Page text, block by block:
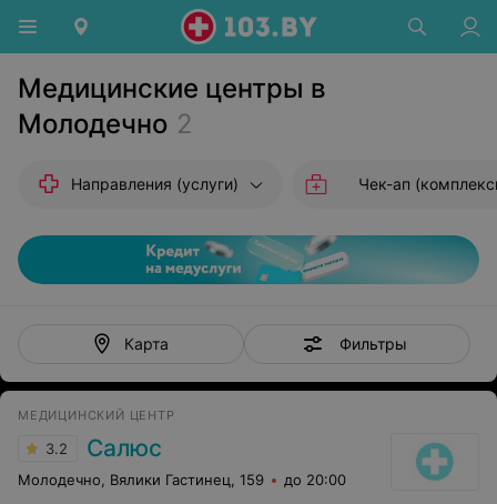
Медицинские центры в
Молодечно 2
Направления (услуги) Чек-ап (комплексные
Карта Фильтры
МЕДИЦИНСКИЙ ЦЕНТР
3.2 Салюс
Молодечно, Вялики Гастинец, 159 до 20:00